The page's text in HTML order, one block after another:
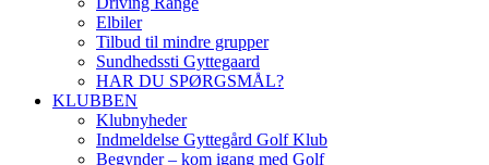
Elbiler
Tilbud til mindre grupper
Sundhedssti Gyttegaard
HAR DU SPØRGSMÅL?
KLUBBEN
Klubnyheder
Indmeldelse Gyttegård Golf Klub
Begynder – kom igang med Golf